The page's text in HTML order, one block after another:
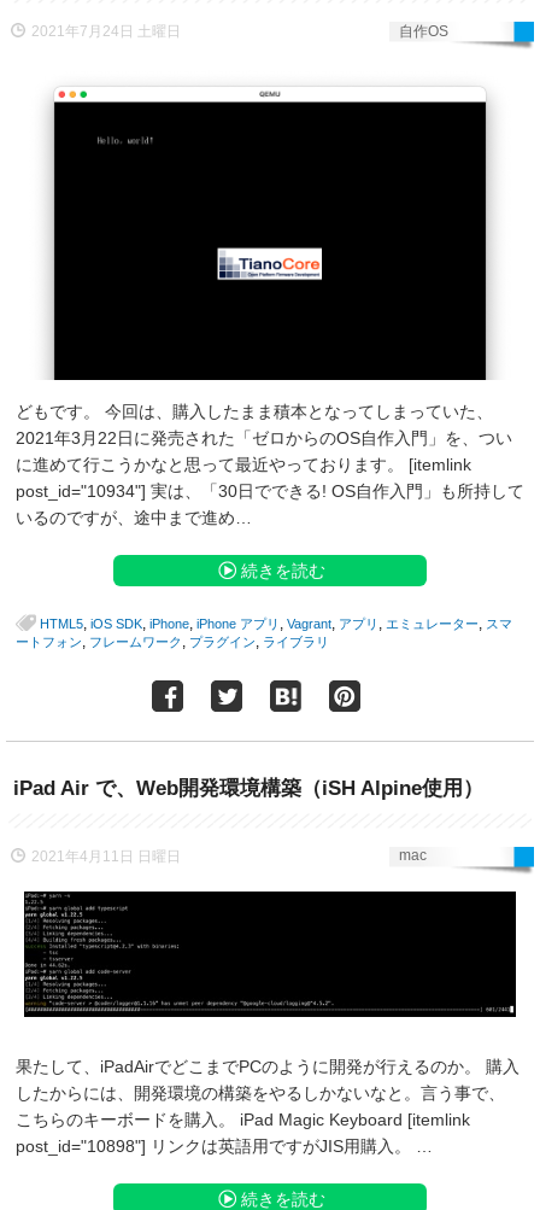
自作OS
2021年7月24日 土曜日
どもです。 今回は、購入したまま積本となってしまっていた、
2021年3月22日に発売された「ゼロからのOS自作入門」を、つい
に進めて行こうかなと思って最近やっております。 [itemlink
post_id="10934"] 実は、「30日でできる! OS自作入門」も所持して
いるのですが、途中まで進め…
続きを読む
HTML5, iOS SDK, iPhone, iPhone アプリ , Vagrant, アプリ , エミュレーター, スマ
ートフォン, フレームワーク , プラグイン, ライブラリ
iPad Air で、Web開発環境構築（iSH Alpine使用）
mac
2021年4月11日 日曜日
果たして、iPadAirでどこまでPCのように開発が行えるのか。 購入
したからには、開発環境の構築をやるしかないなと。言う事で、
こちらのキーボードを購入。 iPad Magic Keyboard [itemlink
post_id="10898"] リンクは英語用ですがJIS用購入。 …
続きを読む